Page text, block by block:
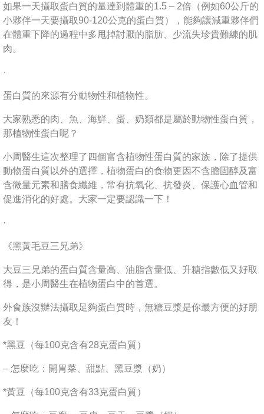
如果一天攝取蛋白質的量達到體重的1.5 – 2倍（例如60公斤的
小夥伴一天要攝取90-120公克的蛋白質），能夠讓減重夥伴們
在體重下降的過程中多甩掉討厭的脂肪、少流失珍貴難練的肌
肉。
·
蛋白質的來源有分動物性和植物性。
大家熟悉的肉、魚、海鮮、蛋、奶類都是屬於動物性蛋白質，
那植物性蛋白呢？
小周醫生這次整理了四個富含植物性蛋白質的家族，除了提供
動物蛋白質以外的選擇，植物蛋白的食物更因不含膽固醇及富
含微量元素和膳食纖維，常有抗氧化、抗發炎、保護心血管和
促進消化的好處。大家一定要認識一下！
·
《黑黃毛豆三兄弟》
大豆三兄弟的蛋白質含量高、油脂含量低、升糖指數低又好取
得，是小周醫生在植物蛋白中的首選。
外食族沒辦法攝取足夠蛋白質時，無糖豆漿是你最方便的好朋
友！
*黑豆（每100克含有28克蛋白質）
– 怎麼吃：開胃菜、甜點、黑豆漿（奶）
*黃豆（每100克含有33克蛋白質）